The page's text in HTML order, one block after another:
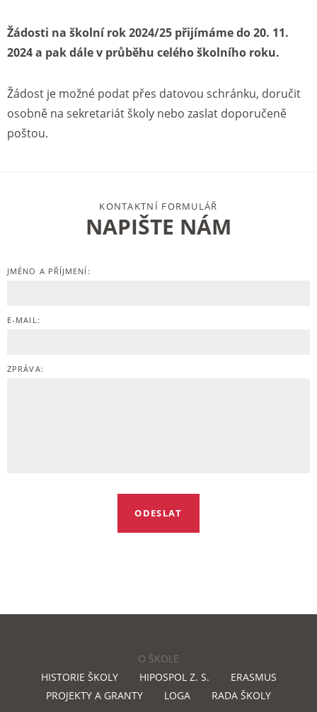
Žádosti na školní rok 2024/25 přijímáme do 20. 11.
2024 a pak dále v průběhu celého školního roku.
Žádost je možné podat přes datovou schránku, doručit
osobně na sekretariát školy nebo zaslat doporučeně
poštou.
NAPIŠTE NÁM
KONTAKTNÍ FORMULÁŘ
JMÉNO A PŘÍJMENÍ:
E-MAIL:
ZPRÁVA:
O ŠKOLE
HISTORIE ŠKOLY
HIPOSPOL Z. S.
ERASMUS
PROJEKTY A GRANTY
LOGA RADA ŠKOLY